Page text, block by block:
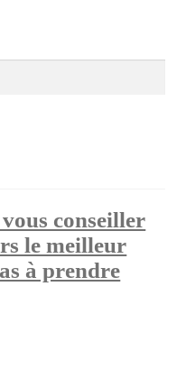
conseiller
le meilleur
à prendre